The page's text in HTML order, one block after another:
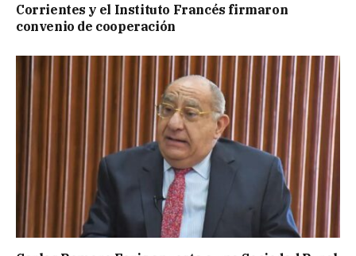
Corrientes y el Instituto Francés firmaron
convenio de cooperación